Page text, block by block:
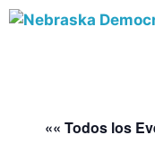
«« Todos los